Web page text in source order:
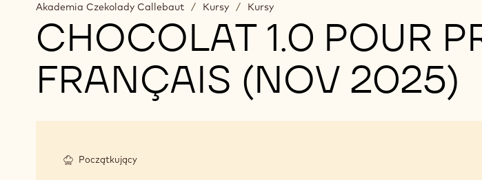
Akademia Czekolady Callebaut / Kursy / Kursy
CHOCOLAT 1.0 POUR
FRANÇAIS (NOV 2025)
Początkujący